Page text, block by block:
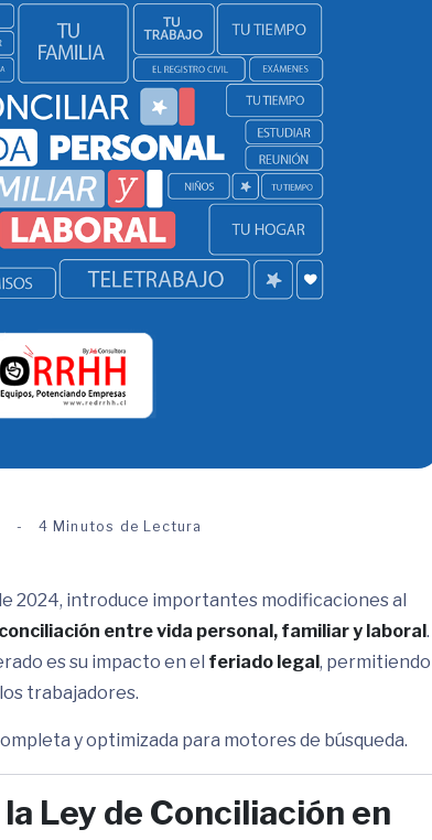
4 Minutos de Lectura
2024, introduce importantes modificaciones al
conciliación entre vida personal, familiar y laboral.
es su impacto en el feriado legal, permitiendo
trabajadores.
y optimizada para motores de búsqueda.
Ley de Conciliación en